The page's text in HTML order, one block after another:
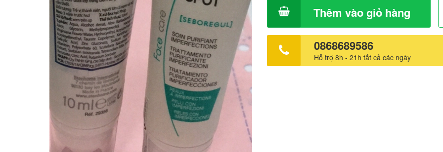
gây ra, giúp se mụn & xẹp mụn, ngăn ngừa sự phát triển
khuẩn gây mụn. - Hiệu quả giảm sưng viêm và se mụn
ngăn ngừa sự hình thành vết thâm, sẹo - Đầu tuýp được
chuẩn giúp việc chấm trên từng nốt mụn cực chuẩn xác
cấu dạng gel khô, bám dính cực tốt trên da mang lại
Thêm vào giỏ hàng
0868689586
Hỗ trợ 8h - 21h tất cả các ngày